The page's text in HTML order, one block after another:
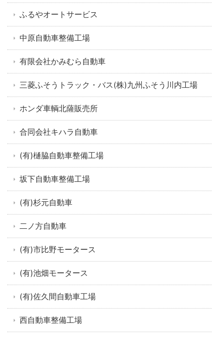
ふるやオートサービス
中原自動車整備工場
有限会社かみむら自動車
三菱ふそうトラック・バス(株)九州ふそう川内工場
ホンダ車輌北薩販売所
合同会社キハラ自動車
(有)樋脇自動車整備工場
坂下自動車整備工場
(有)杉元自動車
二ノ方自動車
(有)市比野モータース
(有)池畑モータース
(有)佐久間自動車工場
西自動車整備工場